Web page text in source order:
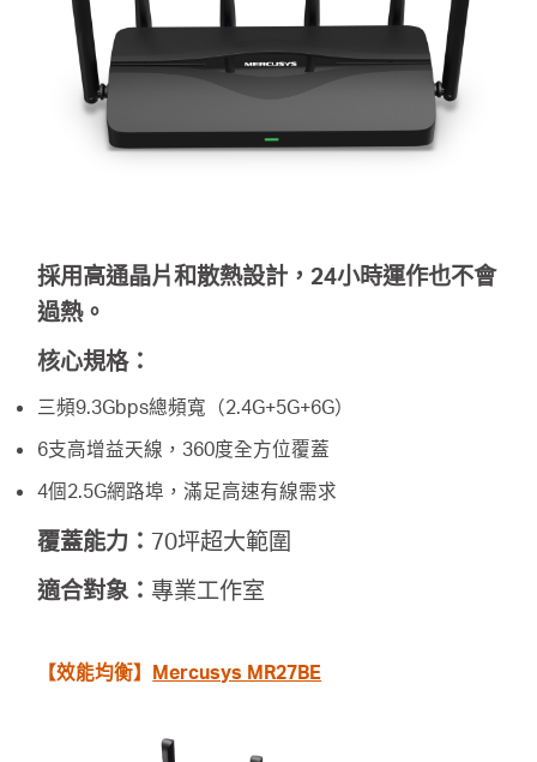
採用高通晶片和散熱設計，24小時運作也不會
過熱。
核心規格：
三頻9.3Gbps總頻寬（2.4G+5G+6G）
6支高增益天線，360度全方位覆蓋
4個2.5G網路埠，滿足高速有線需求
覆蓋能力：70坪超大範圍
適合對象： 專業工作室
【效能均衡】 Mercusys MR27BE